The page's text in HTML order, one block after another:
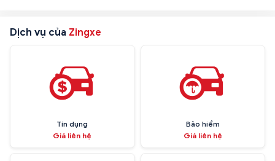
Dịch vụ của Zingxe
Tín dụng
Giá liên hệ
Bảo hiểm
Giá liên hệ